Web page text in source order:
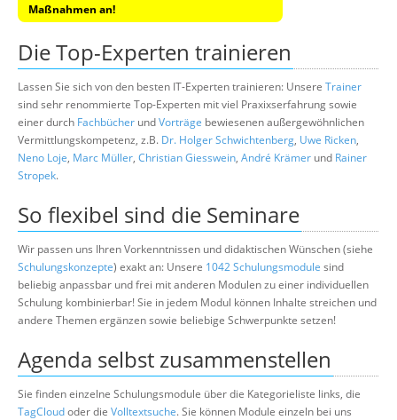
Maßnahmen an!
Die Top-Experten trainieren
Lassen Sie sich von den besten IT-Experten trainieren: Unsere Trainer
sind sehr renommierte Top-Experten mit viel Praxixserfahrung sowie
einer durch Fachbücher undVorträge bewiesenen außergewöhnlichen
Vermittlungskompetenz, z.B. Dr. Holger Schwichtenberg, Uwe Ricken,
Neno Loje, Marc Müller, Christian Giesswein, André Krämer und Rainer
Stropek.
So flexibel sind die Seminare
Wir passen uns Ihren Vorkenntnissen und didaktischen Wünschen (siehe
Schulungskonzepte) exakt an: Unsere 1042 Schulungsmodule sind
beliebig anpassbar und frei mit anderen Modulen zu einer individuellen
Schulung kombinierbar! Sie in jedem Modul können Inhalte streichen und
andere Themen ergänzen sowie beliebige Schwerpunkte setzen!
Agenda selbst zusammenstellen
Sie finden einzelne Schulungsmodule über die Kategorieliste links, die
TagCloudoder die Volltextsuche. Sie können Module einzeln bei uns